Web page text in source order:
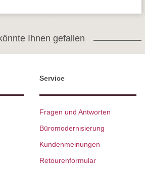
Ihnen gefallen
Service
Fragen und Antworten
Büromodernisierung
Kundenmeinungen
Retourenformular